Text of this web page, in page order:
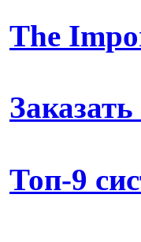
The
Топ-9